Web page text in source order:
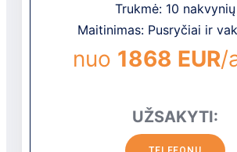
Trukmė: 10 nakvynių
Maitinimas: Pusryčiai ir
nuo 1868 EUR/
UŽSAKYTI: